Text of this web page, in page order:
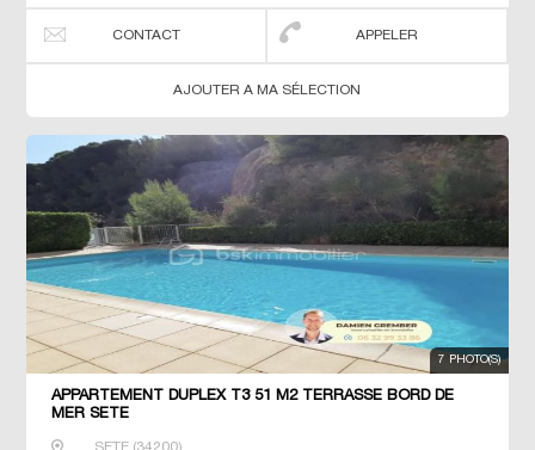
CONTACT APPELER
AJOUTER A MA SÉLECTION
7 PHOTO(S)
APPARTEMENT DUPLEX T3 51 M2 TERRASSE BORD DE
MER SETE
SETE(34200)